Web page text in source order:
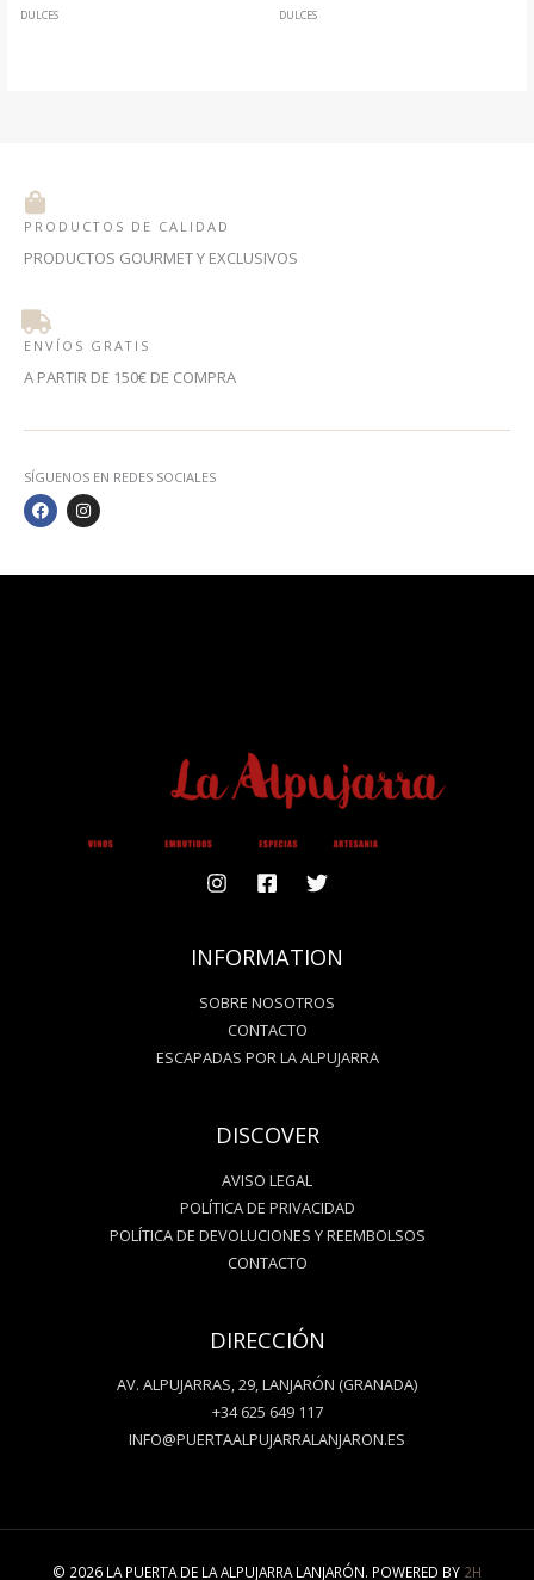
DULCES DULCES
PRODUCTOS DE CALIDAD
PRODUCTOS GOURMET Y EXCLUSIVOS
ENVÍOS GRATIS
A PARTIR DE 150€ DE COMPRA
SÍGUENOS EN REDES SOCIALES
F
A
C
I
N
S
INFORMATION
SOBRE NOSOTROS
CONTACTO
ESCAPADAS POR LA ALPUJARRA
DISCOVER
AVISO LEGAL
POLÍTICA DE PRIVACIDAD
POLÍTICA DE DEVOLUCIONES Y REEMBOLSOS
CONTACTO
DIRECCIÓN
AV. ALPUJARRAS, 29, LANJARÓN (GRANADA)
+34 625 649 117
INFO@PUERTAALPUJARRALANJARON.ES
© 2026 LA PUERTA DE LA ALPUJARRA LANJARÓN. POWERED BY 2H